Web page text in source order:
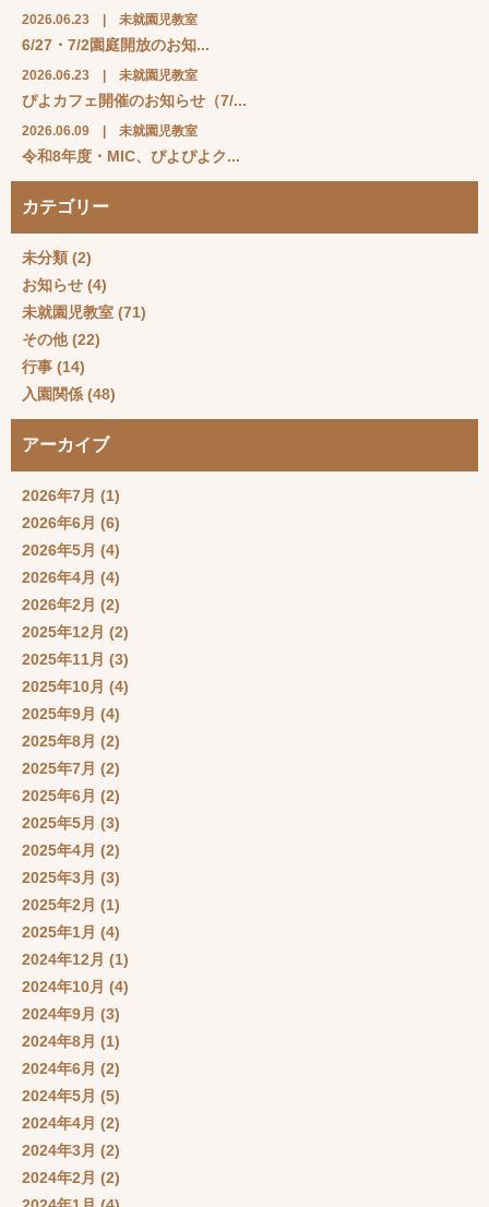
2026.06.23 未就園児教室
6/27・7/2園庭開放のお知...
2026.06.23 未就園児教室
ぴよカフェ開催のお知らせ（7/...
2026.06.09 未就園児教室
令和8年度・MIC、ぴよぴよク...
カテゴリー
未分類 (2)
お知らせ (4)
未就園児教室 (71)
その他(22)
行事 (14)
入園関係 (48)
アーカイブ
2026年7月 (1)
2026年6月 (6)
2026年5月 (4)
2026年4月 (4)
2026年2月 (2)
2025年12月 (2)
2025年11月 (3)
2025年10月 (4)
2025年9月 (4)
2025年8月 (2)
2025年7月 (2)
2025年6月 (2)
2025年5月 (3)
2025年4月 (2)
2025年3月 (3)
2025年2月 (1)
2025年1月 (4)
2024年12月 (1)
2024年10月 (4)
2024年9月 (3)
2024年8月 (1)
2024年6月 (2)
2024年5月 (5)
2024年4月 (2)
2024年3月 (2)
2024年2月 (2)